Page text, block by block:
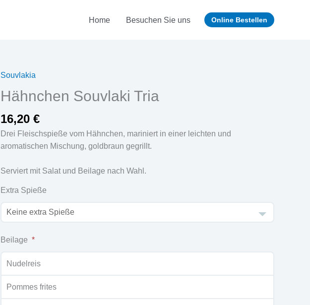
Home Besuchen Sie uns Online Bestellen
Souvlakia
Hähnchen Souvlaki Tria
16,20 €
Drei Fleischspieße vom Hähnchen, mariniert in einer leichten und
aromatischen Mischung, goldbraun gegrillt.
Serviert mit Salat und Beilage nach Wahl.
Extra Spieße
Beilage
Nudelreis
Pommes frites
Hähnchen
Souvlaki
Tria
Menge